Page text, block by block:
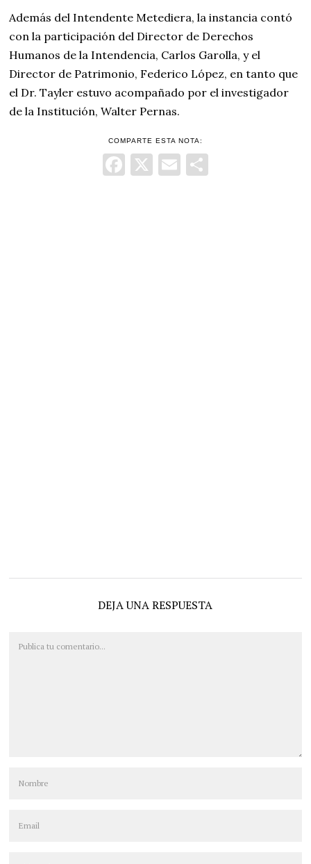
Además del Intendente Metediera, la instancia contó
con la participación del Director de Derechos
Humanos de la Intendencia, Carlos Garolla, y el
Director de Patrimonio, Federico López, en tanto que
el Dr. Tayler estuvo acompañado por el investigador
de la Institución, Walter Pernas.
COMPARTE ESTA NOTA:
Facebook
X Email
DEJA UNA RESPUESTA